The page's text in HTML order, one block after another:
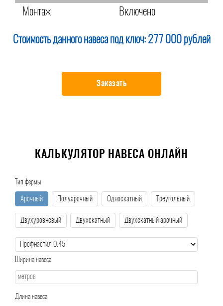
Монтаж
Включено
Стоимость данного навеса под ключ: 277 000 рублей
Заказать
КАЛЬКУЛЯТОР НАВЕСА ОНЛАЙН
Тип фермы
Арочный Полуарочный Односкатный Треугольный
Двухуровневый Двухскатный Двухскатный арочный
Ширина навеса
Длина навеса